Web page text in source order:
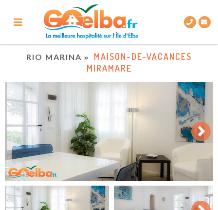
RIO MARINA
MAISON-DE-VACANCES
MIRAMARE